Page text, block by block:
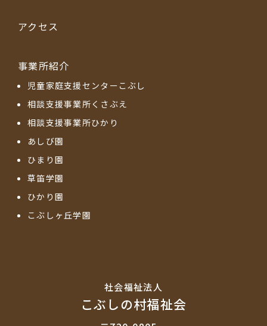
アクセス
事業所紹介
児童家庭支援センターこぶし
相談支援事業所くさぶえ
相談支援事業所ひかり
あしび園
ひまり園
草笛学園
ひかり園
こぶしヶ丘学園
社会福祉法⼈
こぶしの村福祉会